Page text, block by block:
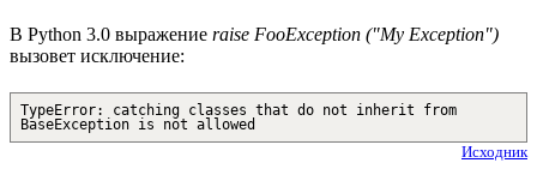
В Python 3.0 выражение raise FooException ("My Exception")
вызовет исключение:
TypeError: catching classes that do not inherit from
BaseException is not allowed
Исходник